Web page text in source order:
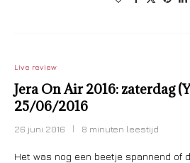
Live review
Jera On Air 2016: zaterdag
25/06/2016
26 juni 2016 8 minuten leestijd
Het was nog een beetje spannend of